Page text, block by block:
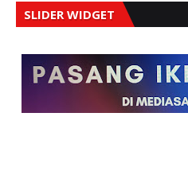
SLIDER WIDGET